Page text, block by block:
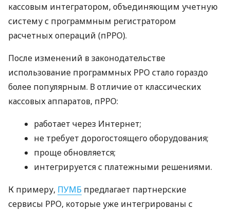
кассовым интегратором, объединяющим учетную
систему с программным регистратором
расчетных операций (пРРО).
После изменений в законодательстве
использование программных РРО стало гораздо
более популярным. В отличие от классических
кассовых аппаратов, пРРО:
работает через Интернет;
не требует дорогостоящего оборудования;
проще обновляется;
интегрируется с платежными решениями.
К примеру, ПУМБ предлагает партнерские
сервисы РРО, которые уже интегрированы с